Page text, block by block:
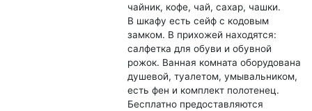
чайник, кофе, чай, сахар, чашки.
В шкафу есть сейф с кодовым
замком. В прихожей находятся:
салфетка для обуви и обувной
рожок. Ванная комната оборудована
душевой, туалетом, умывальником,
есть фен и комплект полотенец.
Бесплатно предоставляются